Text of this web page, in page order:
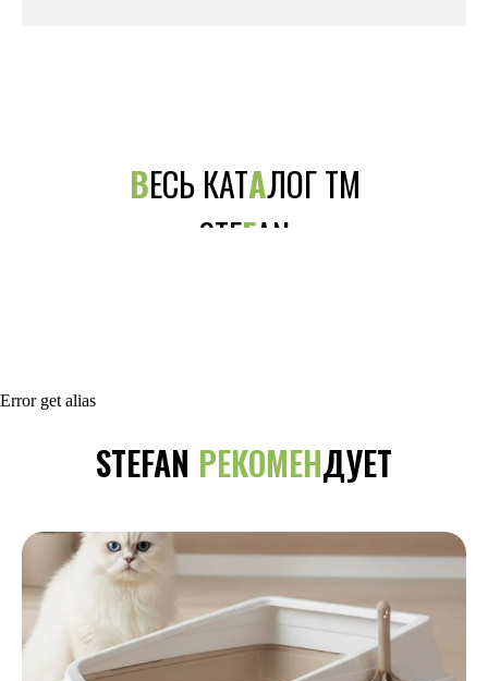
ВЕСЬ КАТАЛОГ ТМ
STEFAN
Error get alias
STEFAN РЕКОМЕНДУЕТ
Каталог